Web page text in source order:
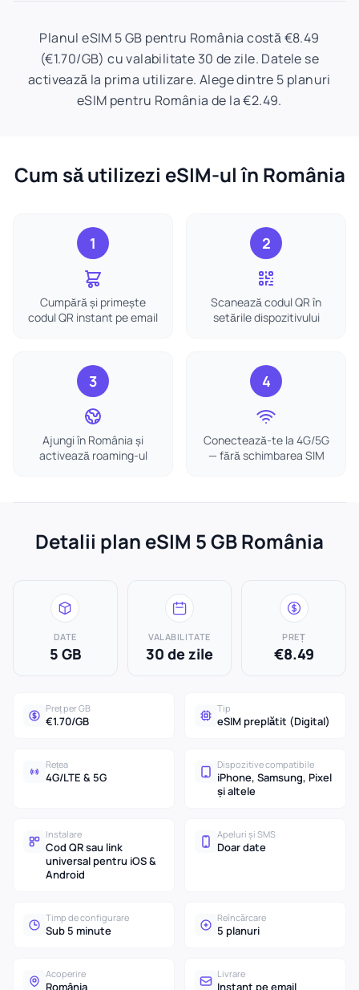
Planul eSIM 5 GB pentru România costă €8.49
(€1.70/GB) cu valabilitate 30 de zile. Datele se
activează la prima utilizare. Alege dintre 5 planuri
eSIM pentru România de la €2.49.
Cum să utilizezi eSIM-ul în România
1
Cumpără și primește
codul QR instant pe email
2
Scanează codul QR în
setările dispozitivului
3
Ajungi în România și
activează roaming-ul
4
Conectează-te la 4G/5G
— fără schimbarea SIM
Detalii plan eSIM 5 GB România
DATE
5 GB
VALABILITATE
30 de zile
PREȚ
€8.49
Preț per GB
€1.70/GB
Tip
eSIM preplătit (Digital)
Rețea
4G/LTE & 5G
Dispozitive compatibile
iPhone, Samsung, Pixel
și altele
Instalare
Cod QR sau link
universal pentru iOS &
Android
Apeluri și SMS
Doar date
Timp de configurare
Sub 5 minute
Reîncărcare
5 planuri
Acoperire
România
Livrare
Instant pe email